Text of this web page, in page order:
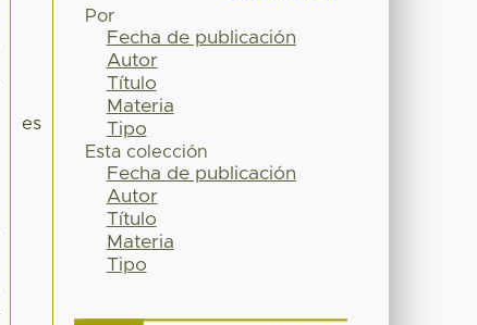
es
Por
Fecha de publicación
Autor
Título
Materia
Tipo
Esta colección
Fecha de publicación
Autor
Título
Materia
Tipo